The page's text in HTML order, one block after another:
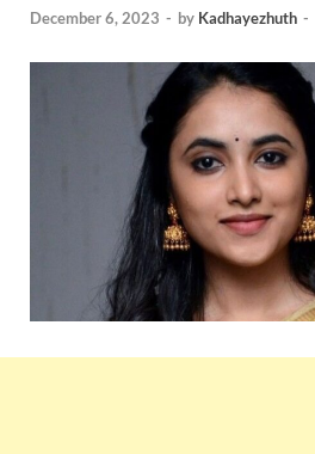
December 6, 2023 - by Kadhayezhuth -